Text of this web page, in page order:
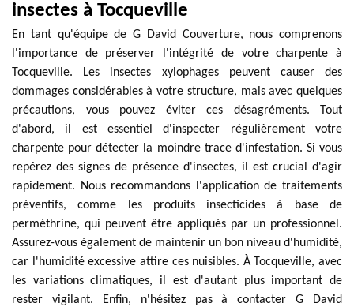
insectes à Tocqueville
En tant qu'équipe de G David Couverture, nous comprenons
l'importance de préserver l'intégrité de votre charpente à
Tocqueville. Les insectes xylophages peuvent causer des
dommages considérables à votre structure, mais avec quelques
précautions, vous pouvez éviter ces désagréments. Tout
d'abord, il est essentiel d'inspecter régulièrement votre
charpente pour détecter la moindre trace d'infestation. Si vous
repérez des signes de présence d'insectes, il est crucial d'agir
rapidement. Nous recommandons l'application de traitements
préventifs, comme les produits insecticides à base de
perméthrine, qui peuvent être appliqués par un professionnel.
Assurez-vous également de maintenir un bon niveau d'humidité,
car l'humidité excessive attire ces nuisibles. À Tocqueville, avec
les variations climatiques, il est d'autant plus important de
rester vigilant. Enfin, n'hésitez pas à contacter G David